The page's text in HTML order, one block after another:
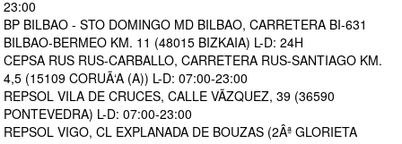
23:00
BP BILBAO - STO DOMINGO MD BILBAO, CARRETERA BI-631
BILBAO-BERMEO KM. 11 (48015 BIZKAIA) L-D: 24H
CEPSA RUS RUS-CARBALLO, CARRETERA RUS-SANTIAGO KM.
4,5 (15109 CORUÃ‘A (A)) L-D: 07:00-23:00
REPSOL VILA DE CRUCES, CALLE VÃZQUEZ, 39 (36590
PONTEVEDRA) L-D: 07:00-23:00
REPSOL VIGO, CL EXPLANADA DE BOUZAS (2Âª GLORIETA